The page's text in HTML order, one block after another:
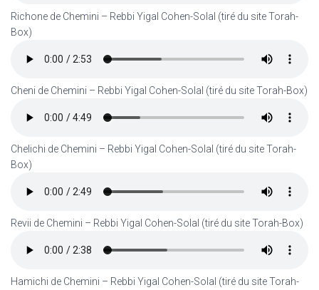
Richone de Chemini – Rebbi Yigal Cohen-Solal (tiré du site Torah-
Box)
Cheni de Chemini – Rebbi Yigal Cohen-Solal (tiré du site Torah-Box)
Chelichi de Chemini – Rebbi Yigal Cohen-Solal (tiré du site Torah-
Box)
Revii de Chemini – Rebbi Yigal Cohen-Solal (tiré du site Torah-Box)
Hamichi de Chemini – Rebbi Yigal Cohen-Solal (tiré du site Torah-